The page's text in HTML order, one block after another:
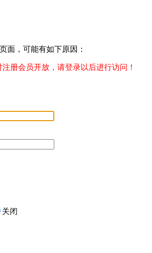
面，可能有如下原因：
册会员开放，请登录以后进行访问！
关闭